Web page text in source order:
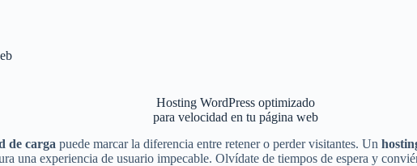
Hosting WordPress optimizado
para velocidad en tu página web
de carga puede marcar la diferencia entre retener o perder visitantes. Un
una experiencia de usuario impecable. Olvídate de tiempos de espera y